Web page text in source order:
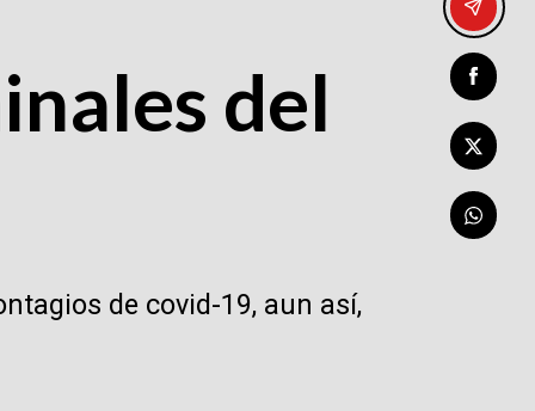
del
de covid-19, aun así,